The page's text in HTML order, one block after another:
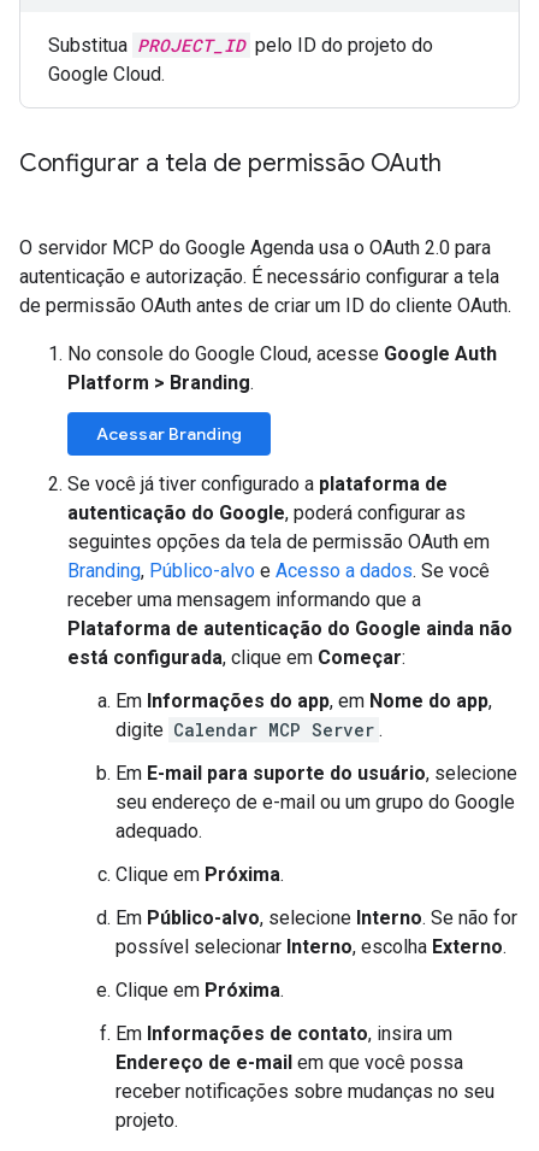
Substitua PROJECT_ID pelo ID do projeto do
Google Cloud.
Configurar a tela de permissão OAuth
O servidor MCP do Google Agenda usa o OAuth 2.0 para
autenticação e autorização. É necessário configurar a tela
de permissão OAuth antes de criar um ID do cliente OAuth.
No console do Google Cloud, acesse Google Auth
Platform > Branding.
Acessar Branding
Se você já tiver configurado a plataforma de
autenticação do Google, poderá configurar as
seguintes opções da tela de permissão OAuth em
Branding, Público-alvo e Acesso a dados. Se você
receber uma mensagem informando que a
Plataforma de autenticação do Google ainda não
está configurada, clique em Começar:
Em Informações do app, em Nome do app,
digite Calendar MCP Server .
Em E-mail para suporte do usuário, selecione
seu endereço de e-mail ou um grupo do Google
adequado.
Clique em Próxima.
Em Público-alvo, selecione Interno. Se não for
possível selecionar Interno, escolha Externo.
Clique em Próxima.
Em Informações de contato, insira um
Endereço de e-mail em que você possa
receber notificações sobre mudanças no seu
projeto.